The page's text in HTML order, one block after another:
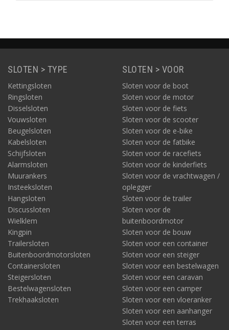
SLOTEN > TYPE
Kettingsloten
Ringsloten
Disselsloten
Vouwsloten
Beugelsloten
Kabelsloten
Schijfsloten
Alarmsloten
Muurankers
Insteeksloten
Hangsloten
Discussloten
Wielklem
Kingpin
Trailersloten
Buitenboordmotorsloten
Containersloten
Steigersloten
Bestelwagensloten
Trekhaaksloten
SLOTEN > VOOR
Sloten voor de boot
Sloten voor de motor
Sloten voor de fiets
Sloten voor de scooter
Sloten voor de e-bike
Sloten voor de fatbike
Sloten voor de racefiets
Sloten voor de kinderfiets
Sloten voor de vrachtwagen /
oplegger
Sloten voor de trailer
Sloten voor de
buitenboordmotor
Sloten voor de bouw
Sloten voor een container
Sloten voor een steiger
Sloten voor een bestelwagen
Sloten voor een caravan
Sloten voor een camper
Sloten voor een vloeranker
Sloten voor een aanhanger
Sloten voor een terras